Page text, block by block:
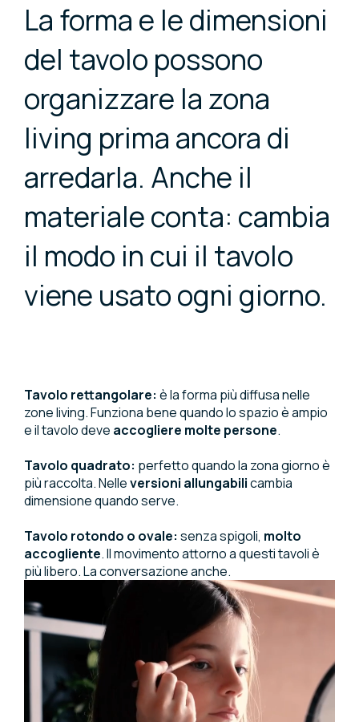
La forma e le dimensioni
del tavolo possono
organizzare la zona
living prima ancora di
arredarla. Anche il
materiale conta: cambia
il modo in cui il tavolo
viene usato ogni giorno.
Tavolo rettangolare: è la forma più diffusa nelle
zone living. Funziona bene quando lo spazio è ampio
e il tavolo deve accogliere molte persone.
Tavolo quadrato: perfetto quando la zona giorno è
più raccolta. Nelleversioni allungabilicambia
dimensione quando serve.
Tavolo rotondo o ovale: senza spigoli, molto
accogliente. Il movimento attorno a questi tavoli è
più libero. La conversazione anche.